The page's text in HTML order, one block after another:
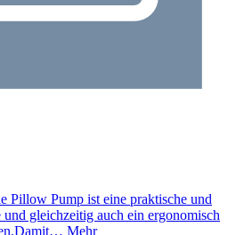
Pillow Pump ist eine praktische und
und gleichzeitig auch ein ergonomisch
Mehr